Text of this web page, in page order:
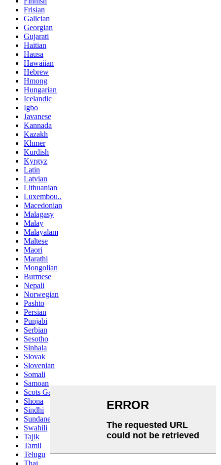
Frisian
Galician
Georgian
Gujarati
Haitian
Hausa
Hawaiian
Hebrew
Hmong
Hungarian
Icelandic
Igbo
Javanese
Kannada
Kazakh
Khmer
Kurdish
Kyrgyz
Latin
Latvian
Lithuanian
Luxembou..
Macedonian
Malagasy
Malay
Malayalam
Maltese
Maori
Marathi
Mongolian
Burmese
Nepali
Norwegian
Pashto
Persian
Punjabi
Serbian
Sesotho
Sinhala
Slovak
Slovenian
Somali
Samoan
Scots Gaelic
Shona
Sindhi
Sundanese
Swahili
Tajik
Tamil
Telugu
Thai